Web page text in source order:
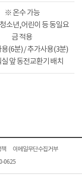
※ 온수 가능
소년,어린이 등 동일요
금 적용
(6분) / 추가사용(3분)
앞 동전교환기 배치
책
이메일무단수집거부
0625